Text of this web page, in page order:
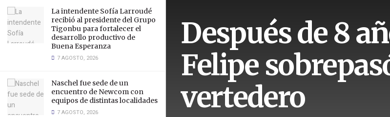
La intendente Sofía Larroudé
recibió al presidente del Grupo
Tigonbu para fortalecer el
desarrollo productivo de
Buena Esperanza
7 AGOSTO, 2026
Naschel fue sede de un
encuentro de Newcom con
equipos de distintas localidades
7 AGOSTO, 2026
Después de 8
Felipe
vertedero